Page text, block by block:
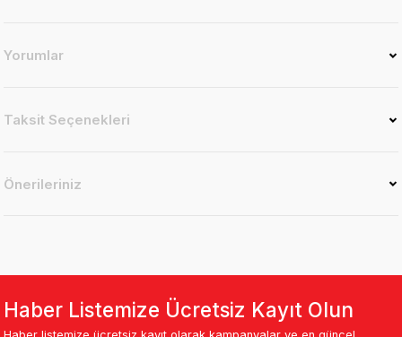
Yorumlar
Taksit Seçenekleri
Önerileriniz
Haber Listemize Ücretsiz Kayıt Olun